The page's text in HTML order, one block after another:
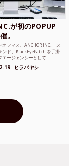
が初のPOPUP
。
フィス、ANCHOR INC.。 ス
ンド、BlackEyePatch を手掛
エージェンシーとして...
ヒラバヤシ